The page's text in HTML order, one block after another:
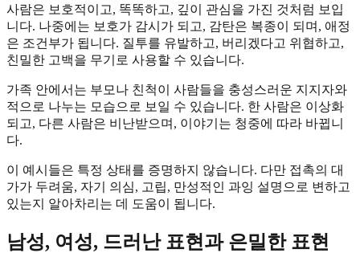
사람은 보호적이고, 똑똑하고, 깊이 관심을 가진 것처럼 보입
니다. 나중에는 보호가 감시가 되고, 감탄은 복종이 되며, 애정
은 조건부가 됩니다. 질투를 유발하고, 버리겠다고 위협하고,
친밀한 고백을 무기로 사용할 수 있습니다.
가족 안에서는 부모나 친척이 사람들을 충성스러운 지지자와
적으로 나누는 모습으로 보일 수 있습니다. 한 사람은 이상화
되고, 다른 사람은 비난받으며, 이야기는 청중에 따라 바뀝니
다.
이 예시들은 특정 상태를 증명하지 않습니다. 다만 접촉의 대
가가 두려움, 자기 의심, 고립, 만성적인 과잉 설명으로 변하고
있는지 알아차리는 데 도움이 됩니다.
남성, 여성, 드러난 표현과 은밀한 표현